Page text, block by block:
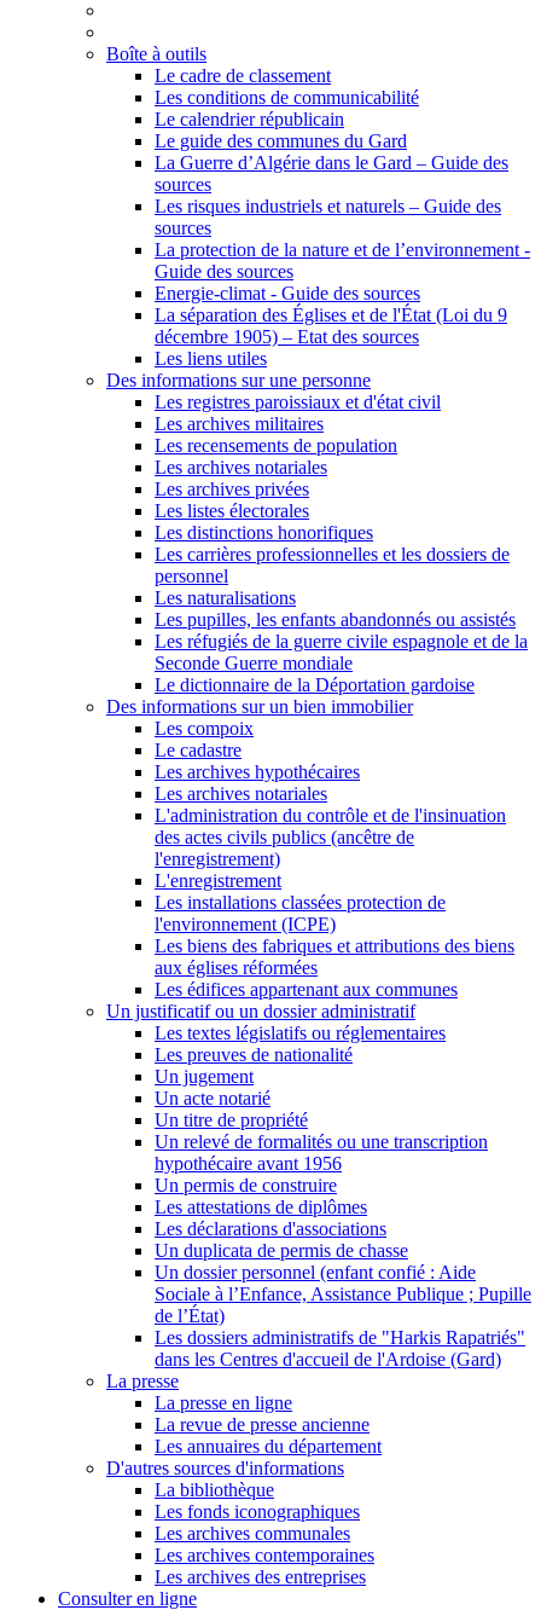
Boîte à outils
Le cadre de classement
Les conditions de communicabilité
Le calendrier républicain
Le guide des communes du Gard
La Guerre d’Algérie dans le Gard – Guide des
sources
Les risques industriels et naturels – Guide des
sources
La protection de la nature et de l’environnement -
Guide des sources
Energie-climat - Guide des sources
La séparation des Églises et de l'État (Loi du 9
décembre 1905) – Etat des sources
Les liens utiles
Des informations sur une personne
Les registres paroissiaux et d'état civil
Les archives militaires
Les recensements de population
Les archives notariales
Les archives privées
Les listes électorales
Les distinctions honorifiques
Les carrières professionnelles et les dossiers de
personnel
Les naturalisations
Les pupilles, les enfants abandonnés ou assistés
Les réfugiés de la guerre civile espagnole et de la
Seconde Guerre mondiale
Le dictionnaire de la Déportation gardoise
Des informations sur un bien immobilier
Les compoix
Le cadastre
Les archives hypothécaires
Les archives notariales
L'administration du contrôle et de l'insinuation
des actes civils publics (ancêtre de
l'enregistrement)
L'enregistrement
Les installations classées protection de
l'environnement (ICPE)
Les biens des fabriques et attributions des biens
aux églises réformées
Les édifices appartenant aux communes
Un justificatif ou un dossier administratif
Les textes législatifs ou réglementaires
Les preuves de nationalité
Un jugement
Un acte notarié
Un titre de propriété
Un relevé de formalités ou une transcription
hypothécaire avant 1956
Un permis de construire
Les attestations de diplômes
Les déclarations d'associations
Un duplicata de permis de chasse
Un dossier personnel (enfant confié : Aide
Sociale à l’Enfance, Assistance Publique ; Pupille
de l’État)
Les dossiers administratifs de "Harkis Rapatriés"
dans les Centres d'accueil de l'Ardoise (Gard)
La presse
La presse en ligne
La revue de presse ancienne
Les annuaires du département
D'autres sources d'informations
La bibliothèque
Les fonds iconographiques
Les archives communales
Les archives contemporaines
Les archives des entreprises
Consulter en ligne